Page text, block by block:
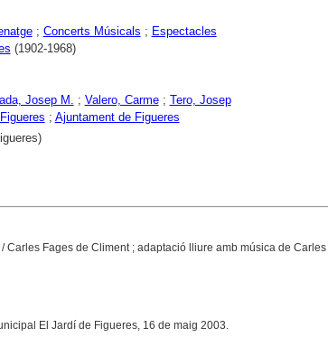
; Concerts Músicals ; Espectacles
(1902-1968)
Josep M. ; Valero, Carme; Tero, Josep
; Ajuntament de Figueres
Carles Fages de Climent ; adaptació lliure amb música de
El Jardí de Figueres, 16 de maig 2003.